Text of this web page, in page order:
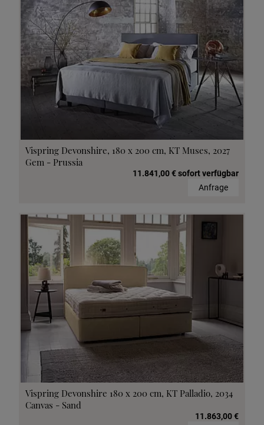
Vispring Devonshire, 180 x 200 cm, KT Muses, 2027
Gem - Prussia
11.841,00 € sofort verfügbar
Anfrage
Vispring Devonshire 180 x 200 cm, KT Palladio, 2034
Canvas - Sand
11.863,00 €